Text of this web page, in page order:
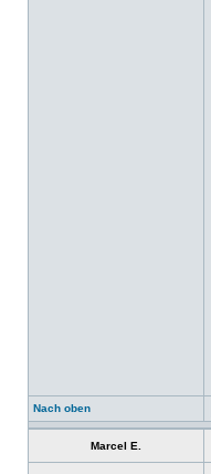
Nach oben
Marcel E.